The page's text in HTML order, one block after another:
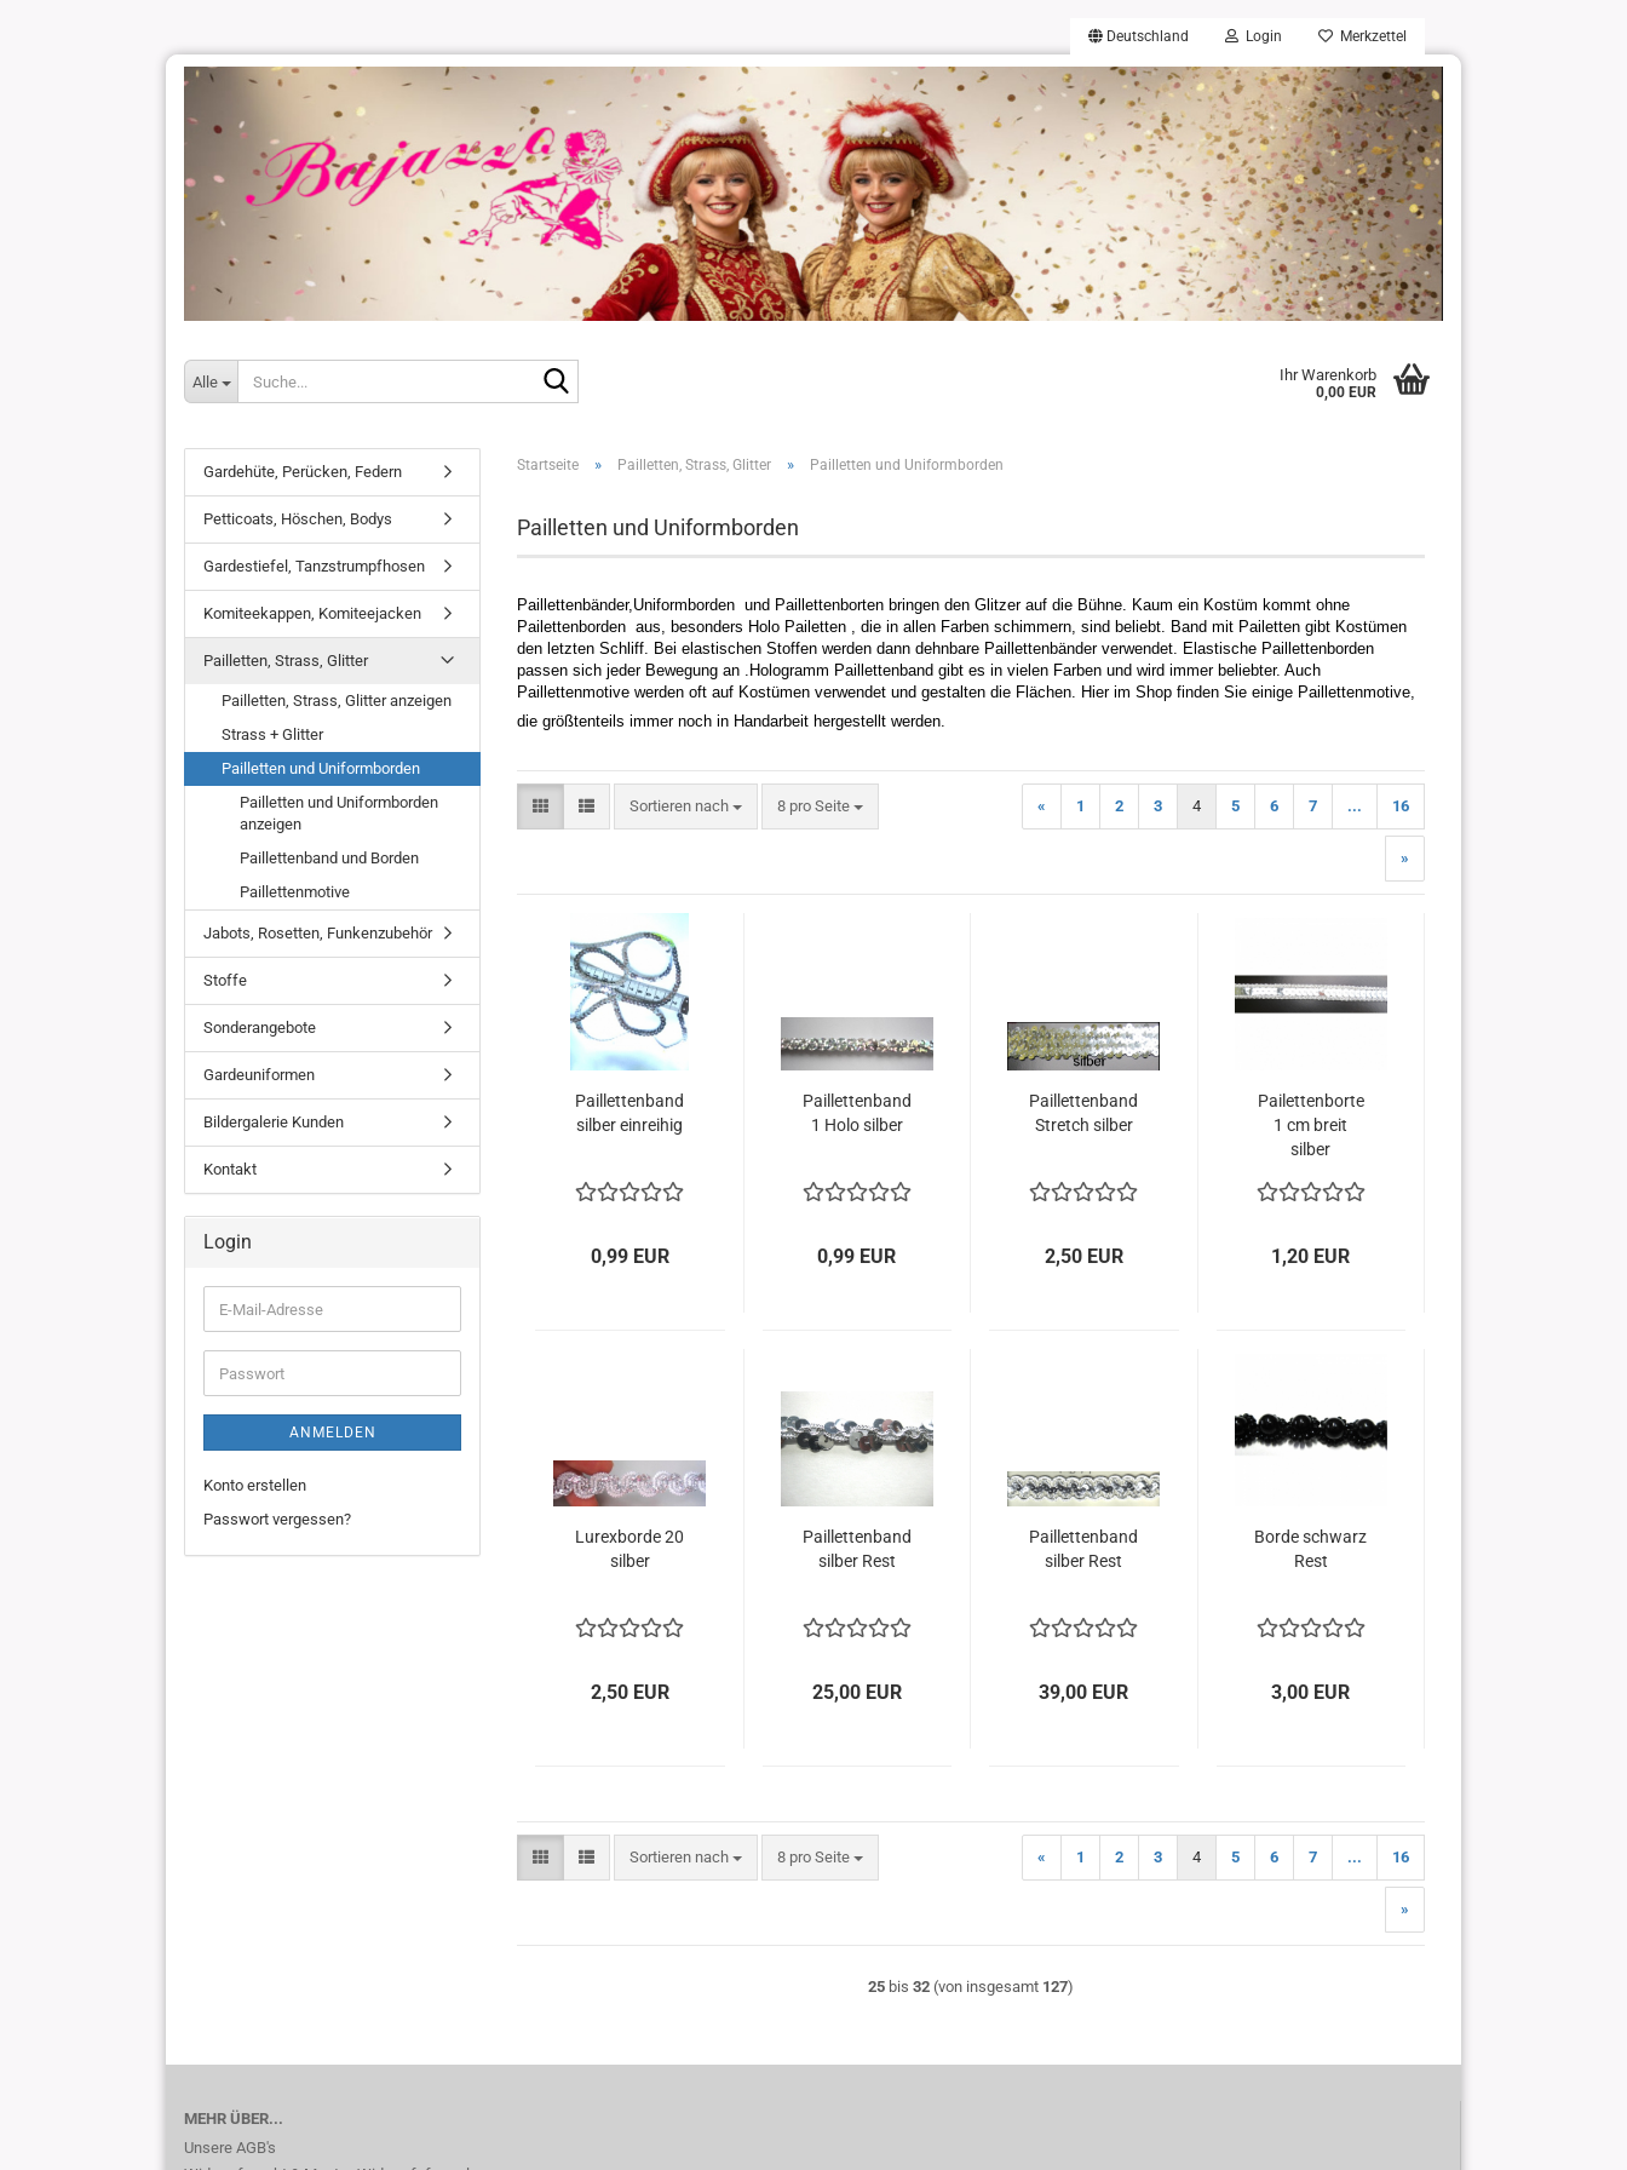
Deutschland Login Merkzettel
Alle Ihr Warenkorb
0,00 EUR
Startseite » Pailletten, Strass, Glitter » Pailletten und Uniformborden
Pailletten und Uniformborden
Paillettenbänder,Uniformborden und Paillettenborten bringen den Glitzer auf die Bühne. Kaum ein Kostüm kommt ohne
Pailettenborden aus, besonders Holo Pailetten , die in allen Farben schimmern, sind beliebt. Band mit Pailetten gibt Kostümen
den letzten Schliff. Bei elastischen Stoffen werden dann dehnbare Paillettenbänder verwendet. Elastische Paillettenborden
passen sich jeder Bewegung an .Hologramm Paillettenband gibt es in vielen Farben und wird immer beliebter. Auch
Paillettenmotive werden oft auf Kostümen verwendet und gestalten die Flächen. Hier im Shop finden Sie einige Paillettenmotive,
die größtenteils immer noch in Handarbeit hergestellt werden.
Sortieren nach
Sortieren nach 8 pro Seite
pro Seite « 1 2 3 4 5 6 7 ... 16
»
Paillettenband
silber einreihig
0,99 EUR
Paillettenband
1 Holo silber
0,99 EUR
Paillettenband
Stretch silber
2,50 EUR
Pailettenborte
1 cm breit
silber
1,20 EUR
Lurexborde 20
silber
2,50 EUR
Paillettenband
silber Rest
25,00 EUR
Paillettenband
silber Rest
39,00 EUR
Borde schwarz
Rest
3,00 EUR
Sortieren nach
Sortieren nach 8 pro Seite
pro Seite « 1 2 3 4 5 6 7 ... 16
»
25 bis 32 (von insgesamt 127)
Gardehüte, Perücken, Federn
Petticoats, Höschen, Bodys
Gardestiefel, Tanzstrumpfhosen
Komiteekappen, Komiteejacken
Pailletten, Strass, Glitter
Pailletten, Strass, Glitter anzeigen
Strass + Glitter
Pailletten und Uniformborden
Pailletten und Uniformborden
anzeigen
Paillettenband und Borden
Paillettenmotive
Jabots, Rosetten, Funkenzubehör
Stoffe
Sonderangebote
Gardeuniformen
Bildergalerie Kunden
Kontakt
Login
E-
Mail-
Adresse
Passwort
ANMELDEN
Konto erstellen
Passwort vergessen?
MEHR ÜBER...
Unsere AGB's